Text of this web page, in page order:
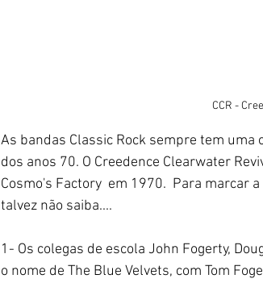
CCR -
As bandas Classic Rock sempre tem
dos anos 70. O Creedence Clearwater
Cosmo's Factory  em 1970.  Para marcar
talvez não saiba....
1- Os colegas de escola John Fogerty,
o nome de The Blue Velvets, com Tom